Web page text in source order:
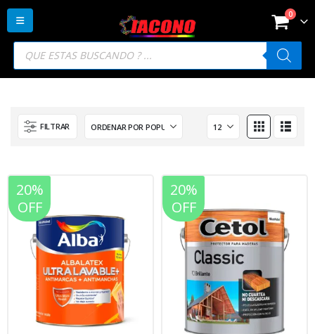
Búsqueda
productos
0
FILTRAR
20%
OFF
20%
OFF